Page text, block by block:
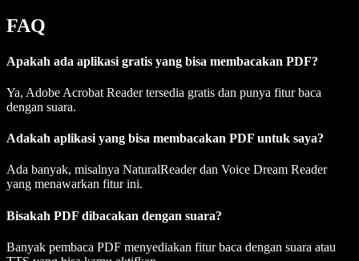
FAQ
Apakah ada aplikasi gratis yang bisa membacakan PDF?
Ya, Adobe Acrobat Reader tersedia gratis dan punya fitur baca
dengan suara.
Adakah aplikasi yang bisa membacakan PDF untuk saya?
Ada banyak, misalnya NaturalReader dan Voice Dream Reader
yang menawarkan fitur ini.
Bisakah PDF dibacakan dengan suara?
Banyak pembaca PDF menyediakan fitur baca dengan suara atau